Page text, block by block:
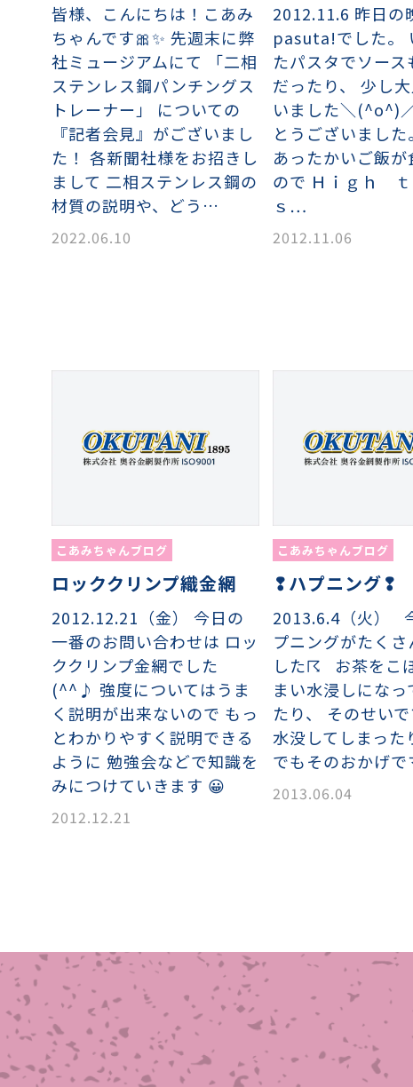
平織金網網目一覧表
綾織金網網目一覧表
特殊線材メッシュ網目一覧
マグネステン®金網
マグネステン®金網網目一覧表
平畳織金網
綾畳織金網
クリンプ織金網
ロッククリンプ織金網
フラットトップ織金網
(滑面式金網)
トンキャップ織金網
(長目金網)
タイロッド織金網
振動篩用金網について
JIS試験用ふるい
ワイヤーネットコンベヤー
装飾用織金網
ワイヤーゲージ（線番）
織金網加工品
SUPER PUNCHING™
標準金型リスト
在庫リスト
（プラスチックパンチング）
樹脂パンチング™（PVC）
（炭素繊維強化熱可塑性樹
（X-OPEN AREA
グラフィックパンチング
ワイヤーメッシュデミスター
蒸留用填充物
デミスター加工品
溶接金網
ファインメッシュ
ファインメッシュ加工品
皆様、こんにちは！こあみ
ちゃんです🎀✨ 先週末に弊
社ミュージアムにて 「二相
ステンレス鋼パンチングス
トレーナー」 についての
『記者会見』がございまし
た！ 各新聞社様をお招きし
まして 二相ステンレス鋼の
材質の説明や、どう…
2022.06.10
2012.11.6 昨日の
pasuta!でした。
たパスタでソース
だったり、 少し
いました＼(^o^)
とうございまし
あったかいご飯
ので Ｈｉｇｈ
ｓ…
2012.11.06
こあみちゃんブログ
ロッククリンプ織金網
2012.12.21（金） 今日の
一番のお問い合わせは ロッ
ククリンプ金網でした
(^^♪ 強度についてはうま
く説明が出来ないので もっ
とわかりやすく説明できる
ように 勉強会などで知識を
みにつけていきます 😀
2012.12.21
こあみちゃんブログ
❢ハプニング❢
2013.6.4（火）
プニングがたく
した☈ お茶をこ
まい水浸しになっ
たり、 そのせい
水没してしまっ
でもそのおかげ
2013.06.04